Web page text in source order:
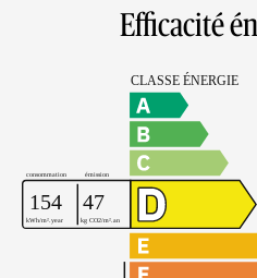
Efficacité